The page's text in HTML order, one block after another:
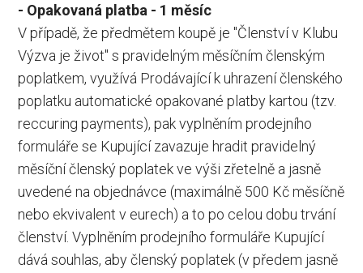
- Opakovaná platba - 1 měsíc
V případě, že předmětem koupě je "Členství v Klubu
Výzva je život" s pravidelným měsíčním členským
poplatkem, využívá Prodávající k uhrazení členského
poplatku automatické opakované platby kartou (tzv.
reccuring payments), pak vyplněním prodejního
formuláře se Kupující zavazuje hradit pravidelný
měsíční členský poplatek ve výši zřetelně a jasně
uvedené na objednávce (maximálně 500 Kč měsíčně
nebo ekvivalent v eurech) a to po celou dobu trvání
členství. Vyplněním prodejního formuláře Kupující
dává souhlas, aby členský poplatek (v předem jasně